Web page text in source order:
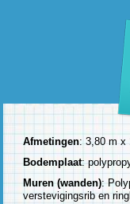
Afmetingen: 3,80 m x
Bodemplaat:
Muren (wanden):
verstevigingsrib en